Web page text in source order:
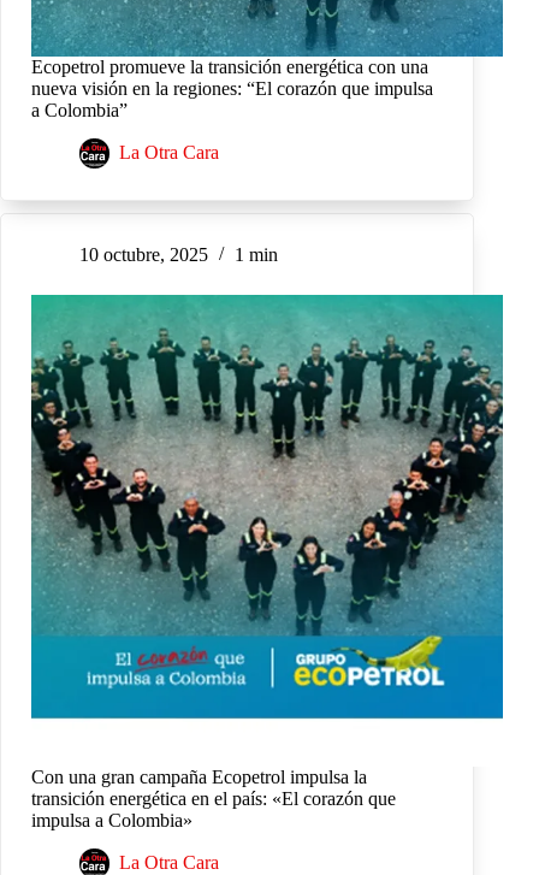
Ecopetrol promueve la transición energética con una
nueva visión en la regiones: “El corazón que impulsa
a Colombia”
La Otra Cara
10 octubre, 2025 1 min
Con una gran campaña Ecopetrol impulsa la
transición energética en el país: «El corazón que
impulsa a Colombia»
La Otra Cara